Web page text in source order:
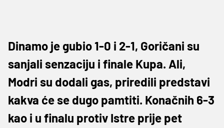
Dinamo je gubio 1-0 i 2-1, Goričani su
sanjali senzaciju i finale Kupa. Ali,
Modri su dodali gas, priredili predstavi
kakva će se dugo pamtiti. Konačnih 6-3
kao i u finalu protiv Istre prije pet